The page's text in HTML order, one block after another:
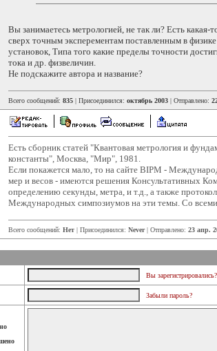
Вы занимаетесь метрологией, не так ли? Есть
сверх точным эксперементам поставленным в
установок, Типа того какие пределы точности
тока и др. физвеличин.
Не подскажите автора и название?
Всего сообщений: 835 | Присоединился: октябрь 2003 | Отправлено:
Есть сборник статей "Квантовая метрология и
константы", Москва, "Мир", 1981.
Если покажется мало, то на сайте BIPM -
мер и весов - имеются решения Консультативных
определению секунды, метра, и т.д., а также
Международных симпозиумов на эти темы. Со
Всего сообщений: Нет | Присоединился: Never| Отправлено: 23 апр.
Вы зарегистрировались?
Забыли пароль?